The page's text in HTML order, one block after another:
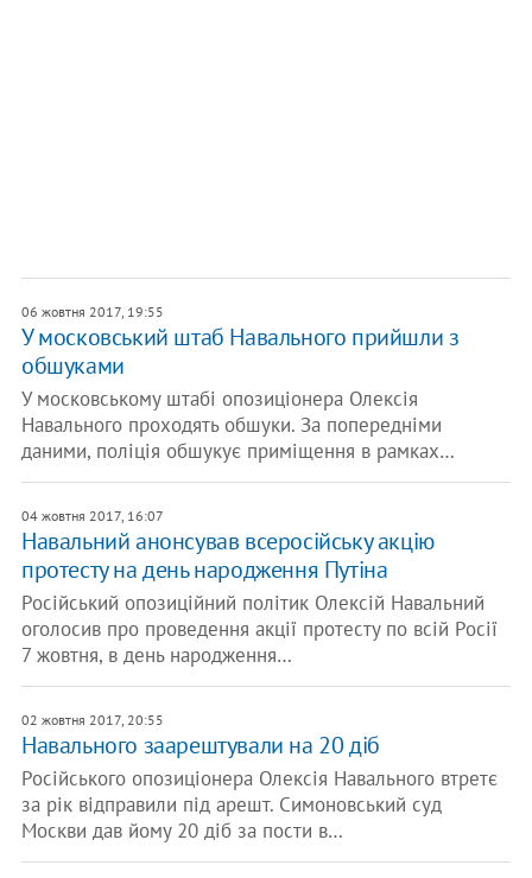
06 жовтня 2017, 19:55
У московський штаб Навального прийшли з
обшуками
У московському штабі опозиціонера Олексія
Навального проходять обшуки. За попередніми
даними, поліція обшукує приміщення в рамках…
04 жовтня 2017, 16:07
Навальний анонсував всеросійську акцію
протесту на день народження Путіна
Російський опозиційний політик Олексій Навальний
оголосив про проведення акції протесту по всій Росії
7 жовтня, в день народження…
02 жовтня 2017, 20:55
Навального заарештували на 20 діб
Російського опозиціонера Олексія Навального втретє
за рік відправили під арешт. Симоновський суд
Москви дав йому 20 діб за пости в…